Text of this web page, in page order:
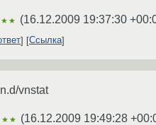
(16.12.2009 19:37:30
Ссылка
vnstat
(16.12.2009 19:49:28